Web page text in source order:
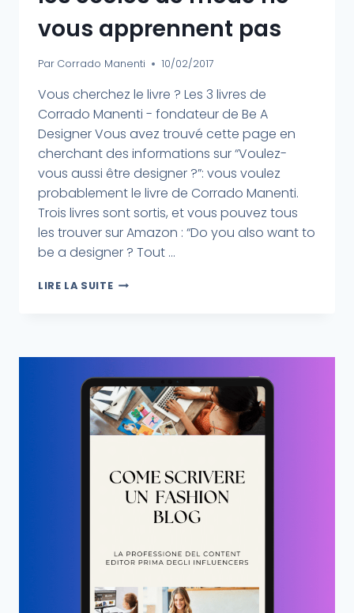
vous apprennent pas
Par Corrado Manenti 10/02/2017
Vous cherchez le livre ? Les 3 livres de
Corrado Manenti - fondateur de Be A
Designer Vous avez trouvé cette page en
cherchant des informations sur “Voulez-
vous aussi être designer ?”: vous voulez
probablement le livre de Corrado Manenti.
Trois livres sont sortis, et vous pouvez tous
les trouver sur Amazon : “Do you also want to
be a designer ? Tout ...
LIRE LA SUITE